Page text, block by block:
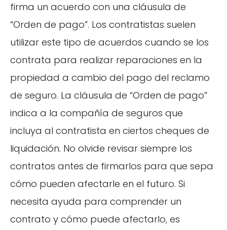
firma un acuerdo con una cláusula de
“Orden de pago”. Los contratistas suelen
utilizar este tipo de acuerdos cuando se los
contrata para realizar reparaciones en la
propiedad a cambio del pago del reclamo
de seguro. La cláusula de “Orden de pago”
indica a la compañía de seguros que
incluya al contratista en ciertos cheques de
liquidación. No olvide revisar siempre los
contratos antes de firmarlos para que sepa
cómo pueden afectarle en el futuro. Si
necesita ayuda para comprender un
contrato y cómo puede afectarlo, es